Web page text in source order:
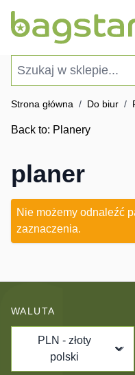
Strona główna / Do biur /
Back to: Planery
planer
Nie możemy odnaleźć
zaznaczenia.
WALUTA
PLN - złoty
polski